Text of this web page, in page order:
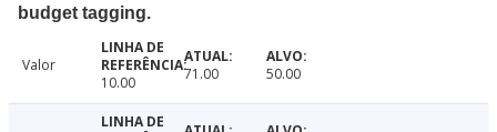
budget tagging.
Valor
10.00
71.00 50.00